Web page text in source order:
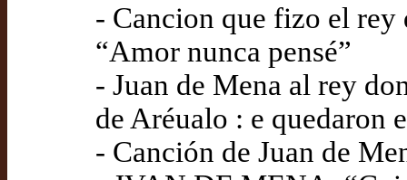
- Cancion que fizo el
“Amor nunca pensé”
- Juan de Mena al rey
de Aréualo : e quedaron
- Canción de Juan de